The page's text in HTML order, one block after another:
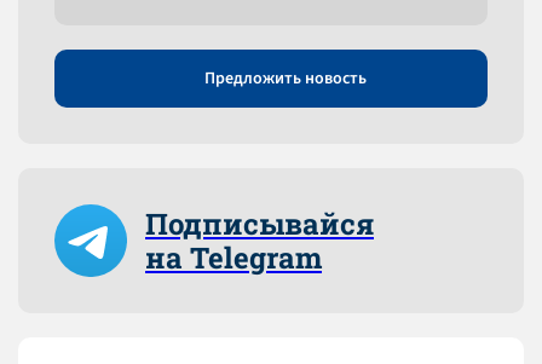
Предложить новость
Подписывайся
на Telegram